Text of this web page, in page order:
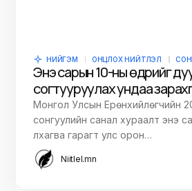
НИЙГЭМ ОНЦЛОХ НИЙТЛЭЛ
Энэ сарын 10-ны өдрийг
согтууруулах ундаа
Монгол Улсын Ерөнхийлөгчийн
сонгуулийн санал хураалт энэ
лхагва гарагт улс орон…
Niitlel.mn